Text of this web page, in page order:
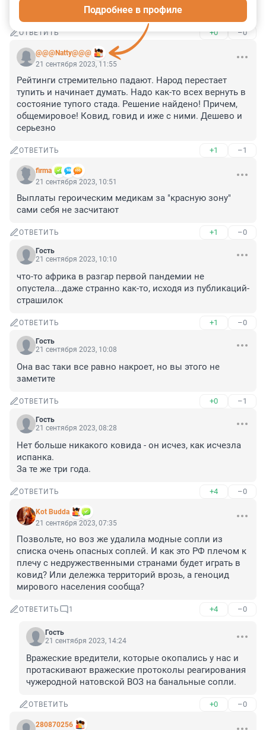
ОТВЕТИТЬ +0 –0
@@@Natty@@@
Подробнее в профиле
21 сентября 2023, 11:55
Рейтинги стремительно падают. Народ перестает
тупить и начинает думать. Надо как-то всех вернуть в
состояние тупого стада. Решение найдено! Причем,
общемировое! Ковид, говид и иже с ними. Дешево и
серьезно
ОТВЕТИТЬ +1 –1
firma
21 сентября 2023, 10:51
Выплаты героическим медикам за "красную зону"
сами себя не засчитают
ОТВЕТИТЬ +1 –0
Гость
21 сентября 2023, 10:10
что-то африка в разгар первой пандемии не
опустела...даже странно как-то, исходя из публикаций-
страшилок
ОТВЕТИТЬ +1 –0
Гость
21 сентября 2023, 10:08
Она вас таки все равно накроет, но вы этого не
заметите
ОТВЕТИТЬ +0 –1
Гость
21 сентября 2023, 08:28
Нет больше никакого ковида - он исчез, как исчезла
испанка.
За те же три года.
ОТВЕТИТЬ +4 –0
Kot Budda
21 сентября 2023, 07:35
Позвольте, но воз же удалила модные сопли из
списка очень опасных соплей. И как это РФ плечом к
плечу с недружественными странами будет играть в
ковид? Или дележка территорий врозь, а геноцид
мирового населения сообща?
ОТВЕТИТЬ 1 +4 –0
Гость
21 сентября 2023, 14:24
Вражеские вредители, которые окопались у нас и
протаскивают вражеские протоколы реагирования
чужеродной натовской ВОЗ на банальные сопли.
ОТВЕТИТЬ +0 –0
280870256